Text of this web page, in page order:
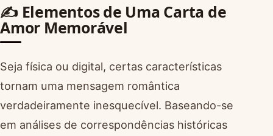
✍️ Elementos de Uma Carta de
Amor Memorável
Seja física ou digital, certas características
tornam uma mensagem romântica
verdadeiramente inesquecível. Baseando-se
em análises de correspondências históricas